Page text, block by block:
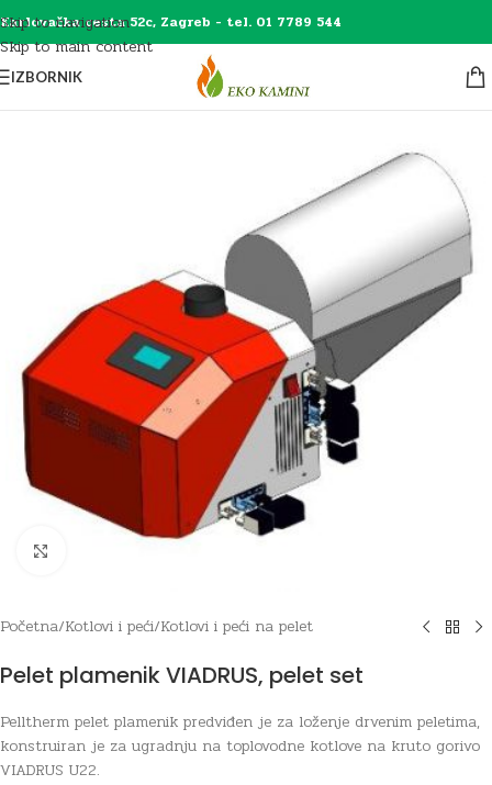
Skip to navigation
Skip to main content
Karlovačka cesta 52c, Zagreb - tel. 01 7789 544
IZBORNIK
Početna/Kotlovi i peći/Kotlovi i peći na pelet
Pelet plamenik VIADRUS, pelet set
Pelltherm pelet plamenik predviđen je za loženje drvenim peletima,
konstruiran je za ugradnju na toplovodne kotlove na kruto gorivo
VIADRUS U22.